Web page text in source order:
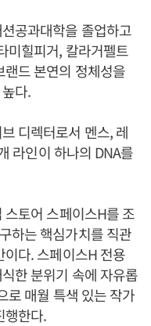
공과대학을 졸업하고
미힐피거, 칼라거펠트
드 본연의 정체성을
다.
디렉터로서 멘스, 레
라인이 하나의 DNA를
토어 스페이스H를 조
하는 핵심가치를 직관
다. 스페이스H 전용
한 분위기 속에 자유롭
로 매월 특색 있는 작가
행한다.